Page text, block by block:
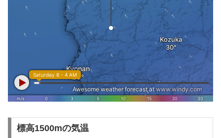
標高1500mの気温